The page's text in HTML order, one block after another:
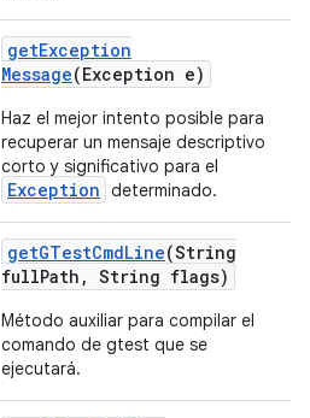
getException
Message(Exception e)
Haz el mejor intento posible para
recuperar un mensaje descriptivo
corto y significativo para el
Exception determinado.
getGTestCmdLine(String
fullPath , String flags)
Método auxiliar para compilar el
comando de gtest que se
ejecutará.